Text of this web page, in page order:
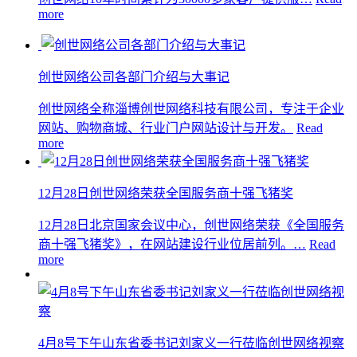
more
创世网络公司各部门介绍与大事记
创世网络全称淄博创世网络科技有限公司，专注于企业
网站、购物商城、行业门户网站设计与开发。
Read
more
12月28日创世网络荣获全国服务商十强飞猪奖
12月28日北京国家会议中心，创世网络荣获《全国服务
商十强飞猪奖》，在网站建设行业位居前列。… Read
more
4月8号下午山东省委书记刘家义一行莅临创世网络视察